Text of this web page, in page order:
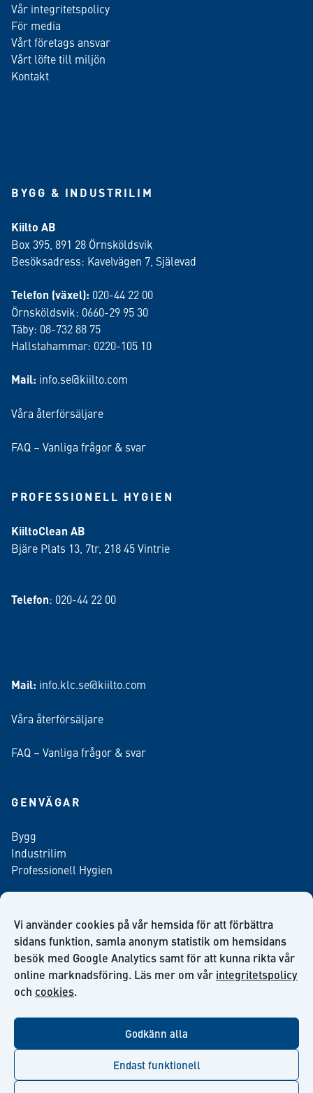
Vi använder cookies på vår hemsida för att förbättra
sidans funktion, samla anonym statistik om hemsidans
besök med Google Analytics samt för att kunna rikta vår
online marknadsföring. Läs mer om vår integritetspolicy
och cookies.
Godkänn alla
Endast funktionell
Vår integritetspolicy
För media
Vårt företags ansvar
Vårt löfte till miljön
Kontakt
BYGG & INDUSTRILIM
Kiilto AB
Box 395, 891 28 Örnsköldsvik
Besöksadress: Kavelvägen 7, Själevad
Telefon (växel): 020-44 22 00
Örnsköldsvik: 0660-29 95 30
Täby: 08-732 88 75
Hallstahammar: 0220-105 10
Mail: info.se@kiilto.com
Våra återförsäljare
FAQ – Vanliga frågor & svar
PROFESSIONELL HYGIEN
KiiltoClean AB
Bjäre Plats 13, 7tr, 218 45 Vintrie
Telefon: 020-44 22 00
Mail: info.klc.se@kiilto.com
Våra återförsäljare
FAQ – Vanliga frågor & svar
GENVÄGAR
Bygg
Industrilim
Professionell Hygien
Anmäl dig till vårt nyhetsbrev